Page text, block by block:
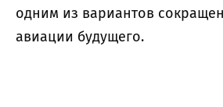
одним из вариантов
авиации будущего.